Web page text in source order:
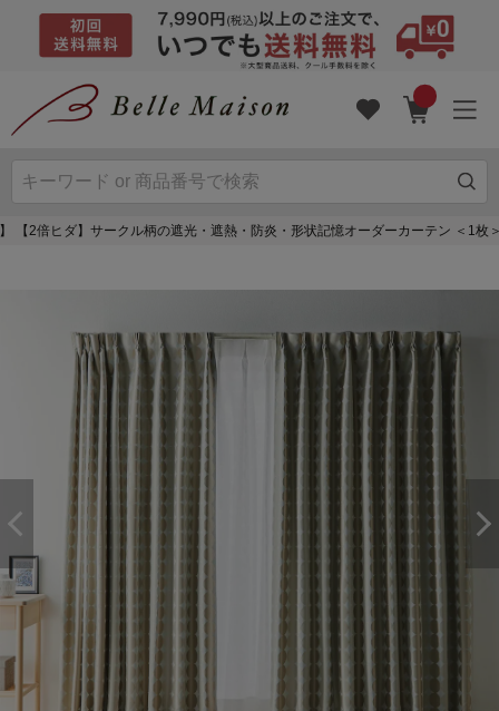
【2倍ヒダ】サークル柄の遮光・遮熱・防炎・形状記憶オーダーカーテン ＜1枚